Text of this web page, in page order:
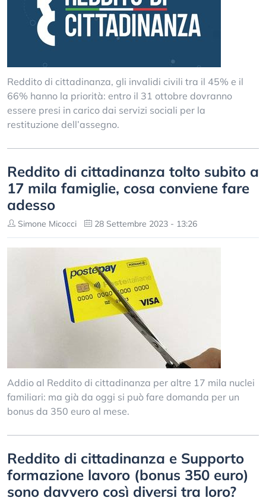
Reddito di cittadinanza, gli invalidi civili tra il 45% e il
66% hanno la priorità: entro il 31 ottobre dovranno
essere presi in carico dai servizi sociali per la
restituzione dell’assegno.
Reddito di cittadinanza tolto subito a
17 mila famiglie, cosa conviene fare
adesso
Simone Micocci 28 Settembre 2023 - 13:26
Addio al Reddito di cittadinanza per altre 17 mila nuclei
familiari: ma già da oggi si può fare domanda per un
bonus da 350 euro al mese.
Reddito di cittadinanza e Supporto
formazione lavoro (bonus 350 euro)
sono davvero così diversi tra loro?